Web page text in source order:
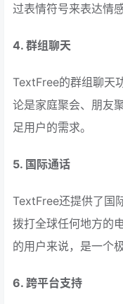
过表情符号来表达情感
4. 群组聊天
TextFree的群组聊天
论是家庭聚会、朋友
足用户的需求。
5. 国际通话
TextFree还提供了国
拨打全球任何地方的
的用户来说，是一个
6. 跨平台支持